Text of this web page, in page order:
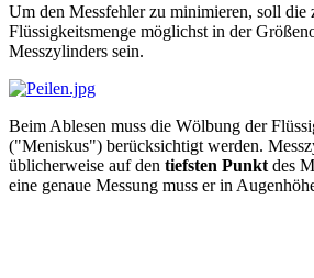
Um den Messfehler zu minimieren, soll die
Flüssigkeitsmenge möglichst in der
Messzylinders sein.
Beim Ablesen muss die Wölbung der
("Meniskus") berücksichtigt werden.
üblicherweise auf den tiefsten Punkt des
eine genaue Messung muss er in